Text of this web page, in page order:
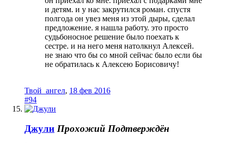
и детям. и у нас закрутился роман. спустя
полгода он увез меня из этой дыры, сделал
предложение. я нашла работу. это просто
судьбоносное решение было поехать к
сестре. и на него меня натолкнул Алексей.
не знаю что бы со мной сейчас было если бы
не обратилась к Алексею Борисовичу!
Твой_ангел, 18 фев 2016
#94
Джули Прохожий Подтверждён